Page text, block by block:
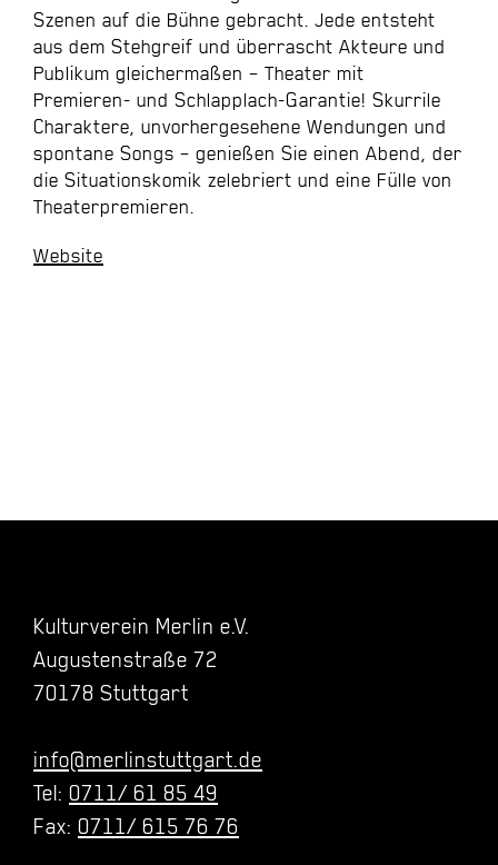
Szenen auf die Bühne gebracht. Jede entsteht
aus dem Stehgreif und überrascht Akteure und
Publikum gleichermaßen – Theater mit
Premieren- und Schlapplach-Garantie! Skurrile
Charaktere, unvorhergesehene Wendungen und
spontane Songs – genießen Sie einen Abend, der
die Situationskomik zelebriert und eine Fülle von
Theaterpremieren.
Website
Kulturverein Merlin e.V.
Augustenstraße 72
70178 Stuttgart
info@merlinstuttgart.de
Tel: 0711/ 61 85 49
Fax: 0711/ 615 76 76